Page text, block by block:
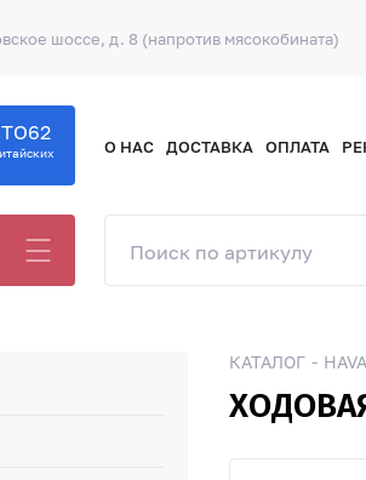
шоссе, д. 8 (напротив мясокобината)
О НАС ДОСТАВКА ОПЛАТА
КАТАЛОГ